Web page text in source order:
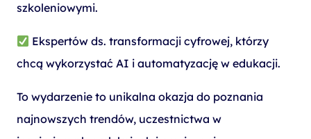
szkoleniowymi.
Ekspertów ds. transformacji cyfrowej, którzy
chcą wykorzystać AI i automatyzację w edukacji.
To wydarzenie to unikalna okazja do poznania
najnowszych trendów, uczestnictwa w